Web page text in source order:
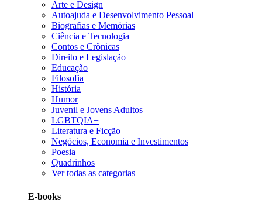
Arte e Design
Autoajuda e Desenvolvimento Pessoal
Biografias e Memórias
Ciência e Tecnologia
Contos e Crônicas
Direito e Legislação
Educação
Filosofia
História
Humor
Juvenil e Jovens Adultos
LGBTQIA+
Literatura e Ficção
Negócios, Economia e Investimentos
Poesia
Quadrinhos
Ver todas as categorias
E-books